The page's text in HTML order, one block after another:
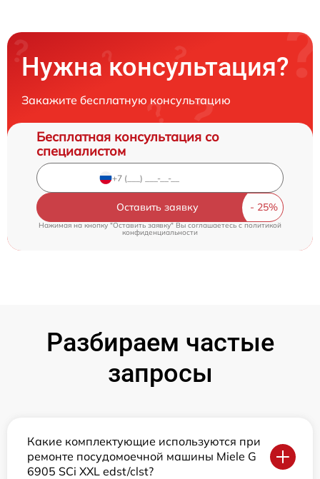
Нужна консультация?
Закажите бесплатную консультацию
Бесплатная консультация со
специалистом
Оставить заявку
Нажимая на кнопку "Оставить заявку" Вы соглашаетесь cполитикой
конфиденциальности
Разбираем частые
запросы
Какие комплектующие используются при
ремонте посудомоечной машины Miele G
6905 SCi XXL edst/clst?